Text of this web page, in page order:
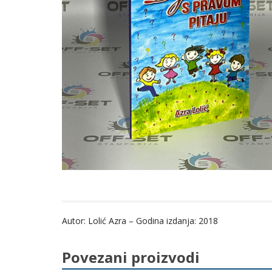
Autor: Lolić Azra – Godina izdanja: 2018
Povezani proizvodi